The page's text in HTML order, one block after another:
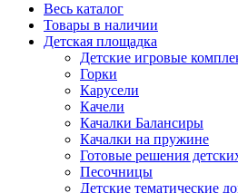
Весь каталог
Товары в наличии
Детская площадка
Детские игровые
Горки
Карусели
Качели
Качалки Балансиры
Качалки на пружине
Готовые решения
Песочницы
Детские тематические